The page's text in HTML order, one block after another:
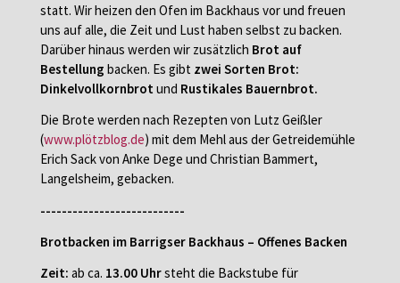
statt. Wir heizen den Ofen im Backhaus vor und freuen
uns auf alle, die Zeit und Lust haben selbst zu backen.
Darüber hinaus werden wir zusätzlich Brot auf
Bestellung backen. Es gibt zwei Sorten Brot:
Dinkelvollkornbrot und Rustikales Bauernbrot.
Die Brote werden nach Rezepten von Lutz Geißler
(www.plötzblog.de) mit dem Mehl aus der Getreidemühle
Erich Sack von Anke Dege und Christian Bammert,
Langelsheim, gebacken.
---------------------------
Brotbacken im Barrigser Backhaus – Offenes Backen
Zeit: ab ca. 13.00 Uhrsteht die Backstube für